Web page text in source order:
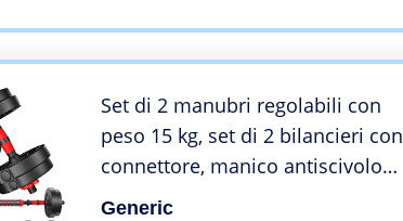
Set di 2 manubri regolabili con
peso 15 kg, set di 2 bilancieri con
connettore, manico antiscivolo
leggero per casa, palestra, ufficio,
Generic